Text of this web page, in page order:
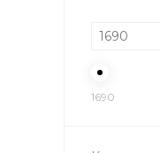
1690